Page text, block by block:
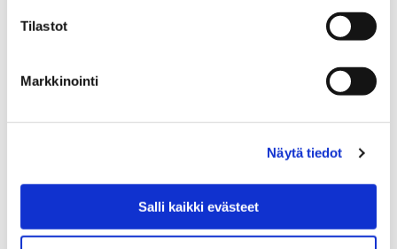
Tilastot
Markkinointi
Näytä tiedot
Salli kaikki evästeet
Etusivu
Vauvojen värikylpy®
Työpajat ja
ilmoittautuminen